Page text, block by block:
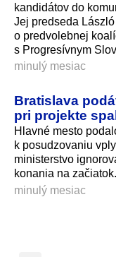
kandidátov do
Jej predseda
o predvolebnej
s Progresívnym
minulý mesiac
Bratislava
pri projekte
Hlavné mesto
k posudzovaniu
ministerstvo
konania na začiatok.
minulý mesiac